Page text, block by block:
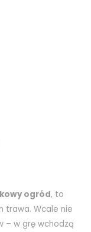
ogród, to
trawa. Wcale nie
– w grę wchodzą